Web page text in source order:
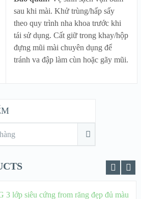
sau khi mài. Khử trùng/hấp sấy
theo quy trình nha khoa trước khi
tái sử dụng. Cất giữ trong khay/hộp
đựng mũi mài chuyên dụng để
tránh va đập làm cùn hoặc gãy mũi.